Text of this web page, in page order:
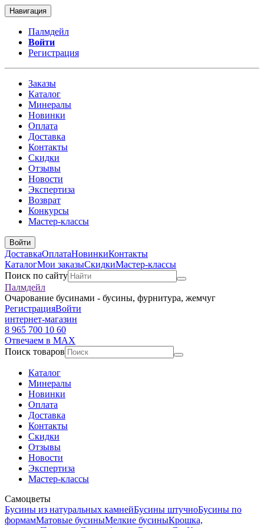
Навигация
Палмдейл
Войти
Регистрация
Заказы
Каталог
Минералы
Новинки
Оплата
Доставка
Контакты
Скидки
Отзывы
Новости
Экспертиза
Возврат
Конкурсы
Мастер-классы
Войти
ДоставкаОплатаНовинкиКонтакты
КаталогМои заказыСкидкиМастер-классы
Поиск по сайту
Палмдейл
Очарование бусинами - бусины, фурнитура, жемчуг
РегистрацияВойти
интернет-магазин
8 965 700 10 60
Отвечаем в MAX
Поиск товаров
Каталог
Минералы
Новинки
Оплата
Доставка
Контакты
Скидки
Отзывы
Новости
Экспертиза
Мастер-классы
Самоцветы
Бусины из натуральных камнейБусины штучноБусины по
формамМатовые бусиныМелкие бусиныКрошка,